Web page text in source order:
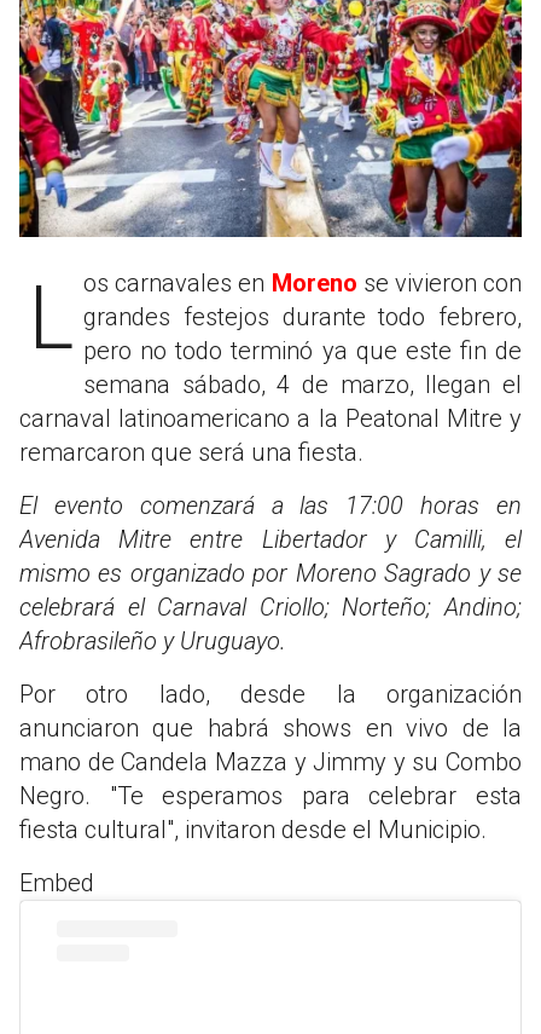
Los carnavales en Moreno se vivieron con
grandes festejos durante todo febrero,
pero no todo terminó ya que este fin de
semana sábado, 4 de marzo, llegan el
carnaval latinoamericano a la Peatonal Mitre y
remarcaron que será una fiesta.
El evento comenzará a las 17:00 horas en
Avenida Mitre entre Libertador y Camilli, el
mismo es organizado por Moreno Sagrado y se
celebrará el Carnaval Criollo; Norteño; Andino;
Afrobrasileño y Uruguayo.
Por otro lado, desde la organización
anunciaron que habrá shows en vivo de la
mano de Candela Mazza y Jimmy y su Combo
Negro. "Te esperamos para celebrar esta
fiesta cultural", invitaron desde el Municipio.
Embed